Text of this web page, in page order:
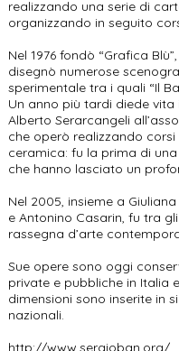
realizzando una serie di
organizzando in seguito
Nel 1976 fondò “Grafica
disegnò numerose
sperimentale tra i quali “Il
Un anno più tardi diede
Alberto Serarcangeli
che operò realizzando
ceramica: fu la prima di
che hanno lasciato un
Nel 2005, insieme a
e Antonino Casarin, fu tra
rassegna d’arte
Sue opere sono oggi
private e pubbliche in Italia
dimensioni sono inserite in
nazionali.
http://www.sergioban.org/